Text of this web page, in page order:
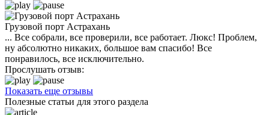
Грузовой порт Астрахань
... Все собрали, все проверили, все работает. Люкс! Проблем,
ну абсолютно никаких, большое вам спасибо! Все
понравилось, все исключительно.
Прослушать отзыв:
Показать еще отзывы
Полезные статьи для этого раздела